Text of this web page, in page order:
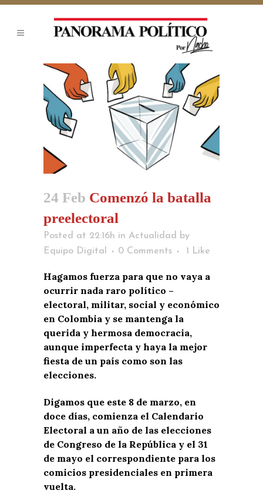
24 Feb Comenzó la batalla
preelectoral
Posted at 22:16h in Actualidad
by
Equipo Digital
0 Comments 1 Like
Hagamos fuerza para que no vaya a
ocurrir nada raro político –
electoral, militar, social y económico
en Colombia y se mantenga la
querida y hermosa democracia,
aunque imperfecta y haya la mejor
fiesta de un país como son las
elecciones.
Digamos que este 8 de marzo, en
doce días, comienza el Calendario
Electoral a un año de las elecciones
de Congreso de la República y el 31
de mayo el correspondiente para los
comicios presidenciales en primera
vuelta.